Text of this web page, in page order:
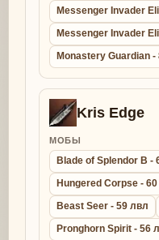
Messenger Invader
Messenger Invader
Monastery Guardian -
Kris Edge
МОБЫ
Blade of Splendor B -
Hungered Corpse -
Beast Seer - 59 лвл
Pronghorn Spirit - 56